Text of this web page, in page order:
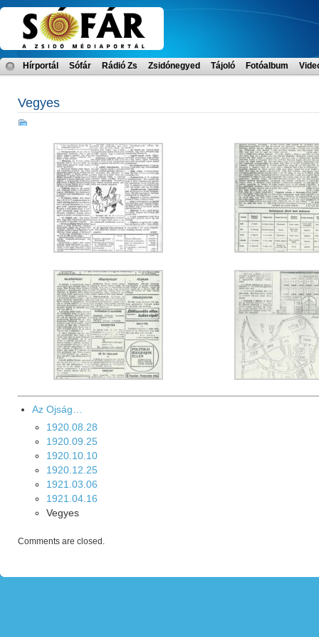
Hírportál Sófár Rádió Zs Zsidónegyed Tájoló Fotóalbum
Vegyes
Az Ojság…
1920.08.28
1920.09.25
1920.10.10
1920.12.25
1921.03.06
1921.04.16
Vegyes
Comments are closed.